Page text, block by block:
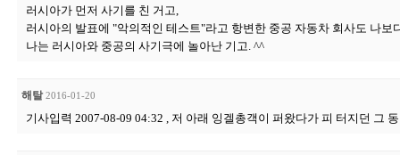
러시아가 먼저 사기를 친 거고,
러시아의 발표에 "악의적인 테스트"라고 항변한 중공 자동차 회사도 나보
나는 러시아와 중공의 사기극에 놀아난 기고. ^^
해탈 2016-01-20
기사입력 2007-08-09 04:32 , 저 아래 잉겔총객이 퍼왔다가 피 터지던 그